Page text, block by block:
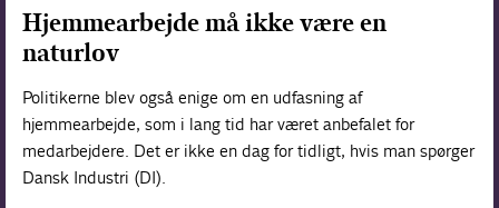
Hjemmearbejde må ikke være en
naturlov
Politikerne blev også enige om en udfasning af
hjemmearbejde, som i lang tid har været anbefalet for
medarbejdere. Det er ikke en dag for tidligt, hvis man spørger
Dansk Industri (DI).